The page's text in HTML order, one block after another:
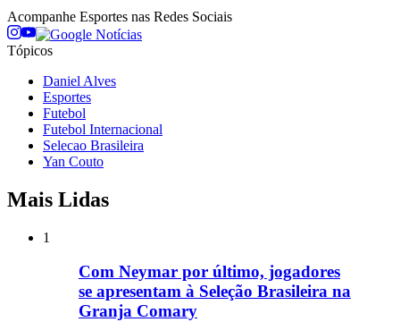
Acompanhe Esportes nas Redes Sociais
Tópicos
Daniel Alves
Esportes
Futebol
Futebol Internacional
Selecao Brasileira
Yan Couto
Mais Lidas
1
Com Neymar por último, jogadores
se apresentam à Seleção Brasileira na
Granja Comary